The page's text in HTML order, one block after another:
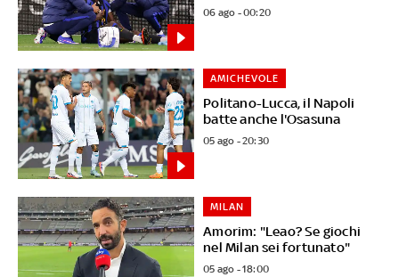
06 ago - 00:20
Politano-Lucca, il Napoli
batte anche l'Osasuna
AMICHEVOLE
05 ago - 20:30
Amorim: "Leao? Se giochi
nel Milan sei fortunato"
MILAN
05 ago - 18:00